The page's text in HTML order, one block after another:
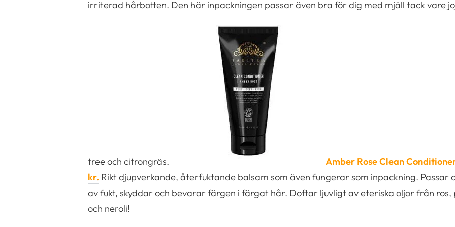
irriterad hårbotten. Den här inpackningen passar även bra för dig med mjäll tack vare
tree och citrongräs.
Amber Rose Clean
kr.Rikt djupverkande, återfuktande balsam som även fungerar som inpackning. Passar
av fukt, skyddar och bevarar färgen i färgat hår. Doftar ljuvligt av eteriska oljor från
och neroli!